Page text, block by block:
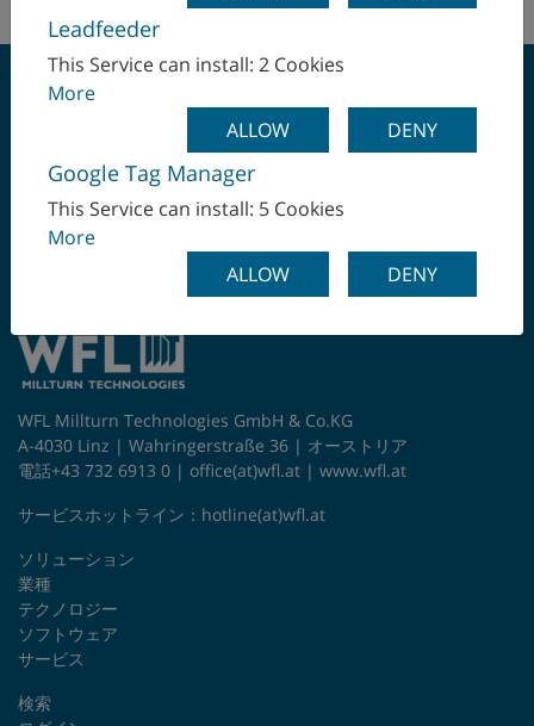
スウェーデン
スペイン
チェコ
チリ
トルコ
ドイツ
ニュージーランド
ハンガリー
フィンランド
フランス
ワンチャッキングで最
終工程まで
WFL Millturn Technologies GmbH & Co.KG
A-4030 Linz | Wahringerstraße 36 | オーストリア
電話+43 732 6913 0 | office(at)wfl.at | www.wfl.at
サービスホットライン： hotline(at)wfl.at
ソリューション
業種
テクノロジー
ソフトウェア
サービス
検索
Leadfeeder
This Service can install: 2 Cookies
More
ALLOW
DENY
Google Tag Manager
This Service can install: 5 Cookies
More
ALLOW
DENY